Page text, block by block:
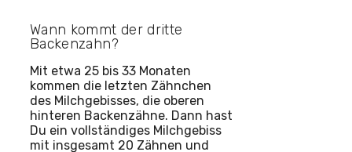
Wann kommt der dritte
Backenzahn?
Mit etwa 25 bis 33 Monaten
kommen die letzten Zähnchen
des Milchgebisses, die oberen
hinteren Backenzähne. Dann hast
Du ein vollständiges Milchgebiss
mit insgesamt 20 Zähnen und